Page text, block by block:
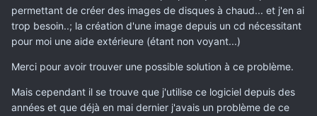
permettant de créer des images de disques à chaud... et j'en ai
trop besoin..; la création d'une image depuis un cd nécessitant
pour moi une aide extérieure (étant non voyant...)
Merci pour avoir trouver une possible solution à ce problème.
Mais cependant il se trouve que j'utilise ce logiciel depuis des
années et que déjà en mai dernier j'avais un problème de ce